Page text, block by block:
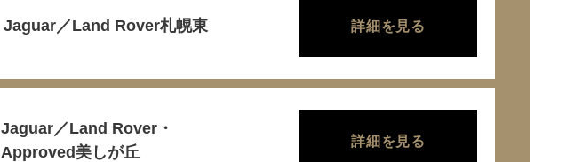
Jaguar／Land Rover札幌東 詳細を見る
Jaguar／Land Rover・
Approved美しが丘
詳細を見る